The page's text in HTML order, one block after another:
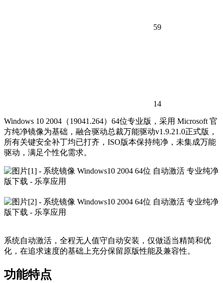
59
14
Windows 10 2004（19041.264）64位专业版，采用 Microsoft 官
方纯净镜像为基础，融合驱动总裁万能驱动v1.9.21.0正式版，
所有关键安全补丁均已打齐，ISO版本保持纯净，未集成万能
驱动，满足个性化需求。
系统自动激活，全程无人值守自动安装，仅做适当精简和优
化，在追求速度的基础上充分保留原版性能及兼容性。
功能特点